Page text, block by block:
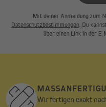
Mit deiner Anmeldung zum
Datenschutzbestimmungen. Du
über einen Link in der
Wir fertigen exakt